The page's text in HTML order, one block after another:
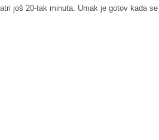
još 20-tak minuta. Umak je gotov kada se